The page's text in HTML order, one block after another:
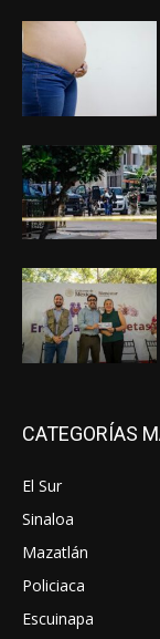
CATEGORÍAS
El Sur
Sinaloa
Mazatlán
Policiaca
Escuinapa